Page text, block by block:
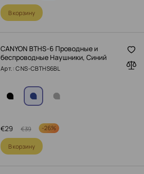
В корзину
CANYON BTHS-6 Проводные и
беспроводные Наушники, Синий
Арт.: CNS-CBTHS6BL
29
€ 39
€ -26%
В корзину